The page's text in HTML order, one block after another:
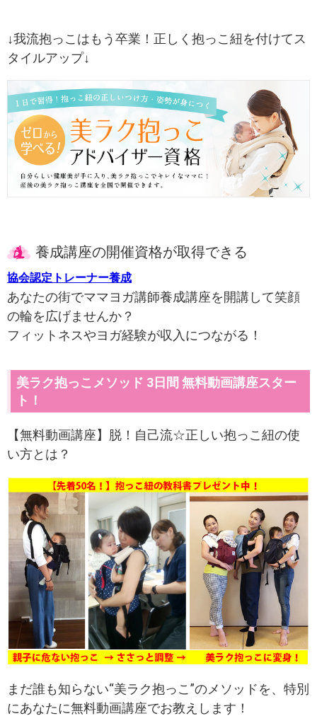
↓我流抱っこはもう卒業！正しく抱っこ紐を付けてス
タイルアップ↓
養成講座の開催資格が取得できる
協会認定トレーナー養成
あなたの街でママヨガ講師養成講座を開講して笑顔
の輪を広げませんか？
フィットネスやヨガ経験が収入につながる！
美ラク抱っこメソッド 3日間 無料動画講座スター
ト！
【無料動画講座】脱！自己流☆正しい抱っこ紐の使
い方とは？
まだ誰も知らない“美ラク抱っこ”のメソッドを、特別
にあなたに無料動画講座でお教えします！